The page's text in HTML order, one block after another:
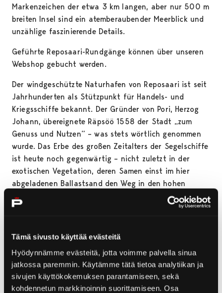
Tämä sivusto käyttää evästeitä
Hyödynnämme evästeitä, jotta voimme palvella sinua
jatkossa paremmin. Käytämme tätä tietoa analytiikan ja
sivujen käyttökokemuksen parantamiseen, sekä
kohdennetun markkinoinnin suorittamiseen. Osa
Markenzeichen der etwa 3 km langen, aber nur 500 m
breiten Insel sind ein atemberaubender Meerblick und
unzählige faszinierende Details.
Geführte Reposaari-Rundgänge können über unseren
Webshop gebucht werden.
Der windgeschützte Naturhafen von Reposaari ist seit
Jahrhunderten als Stützpunkt für Handels- und
Kriegsschiffe bekannt. Der Gründer von Pori, Herzog
Johann, übereignete Räpsöö 1558 der Stadt „zum
Genuss und Nutzen“ – was stets wörtlich genommen
wurde. Das Erbe des großen Zeitalters der Segelschiffe
ist heute noch gegenwärtig – nicht zuletzt in der
exotischen Vegetation, deren Samen einst im hier
abgeladenen Ballastsand den Weg in den hohen
Norden fanden.
mit seinen Trawlern haben die pittoreske Insel zu
einem von Poris bekanntesten Stadtteilen gemacht.
Genießen Sie die Fischspezialitäten von Reposaari,
schauen Sie vom Damm aus über das endlose Meer